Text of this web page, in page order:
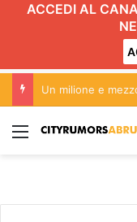
ACCEDI AL
Menu